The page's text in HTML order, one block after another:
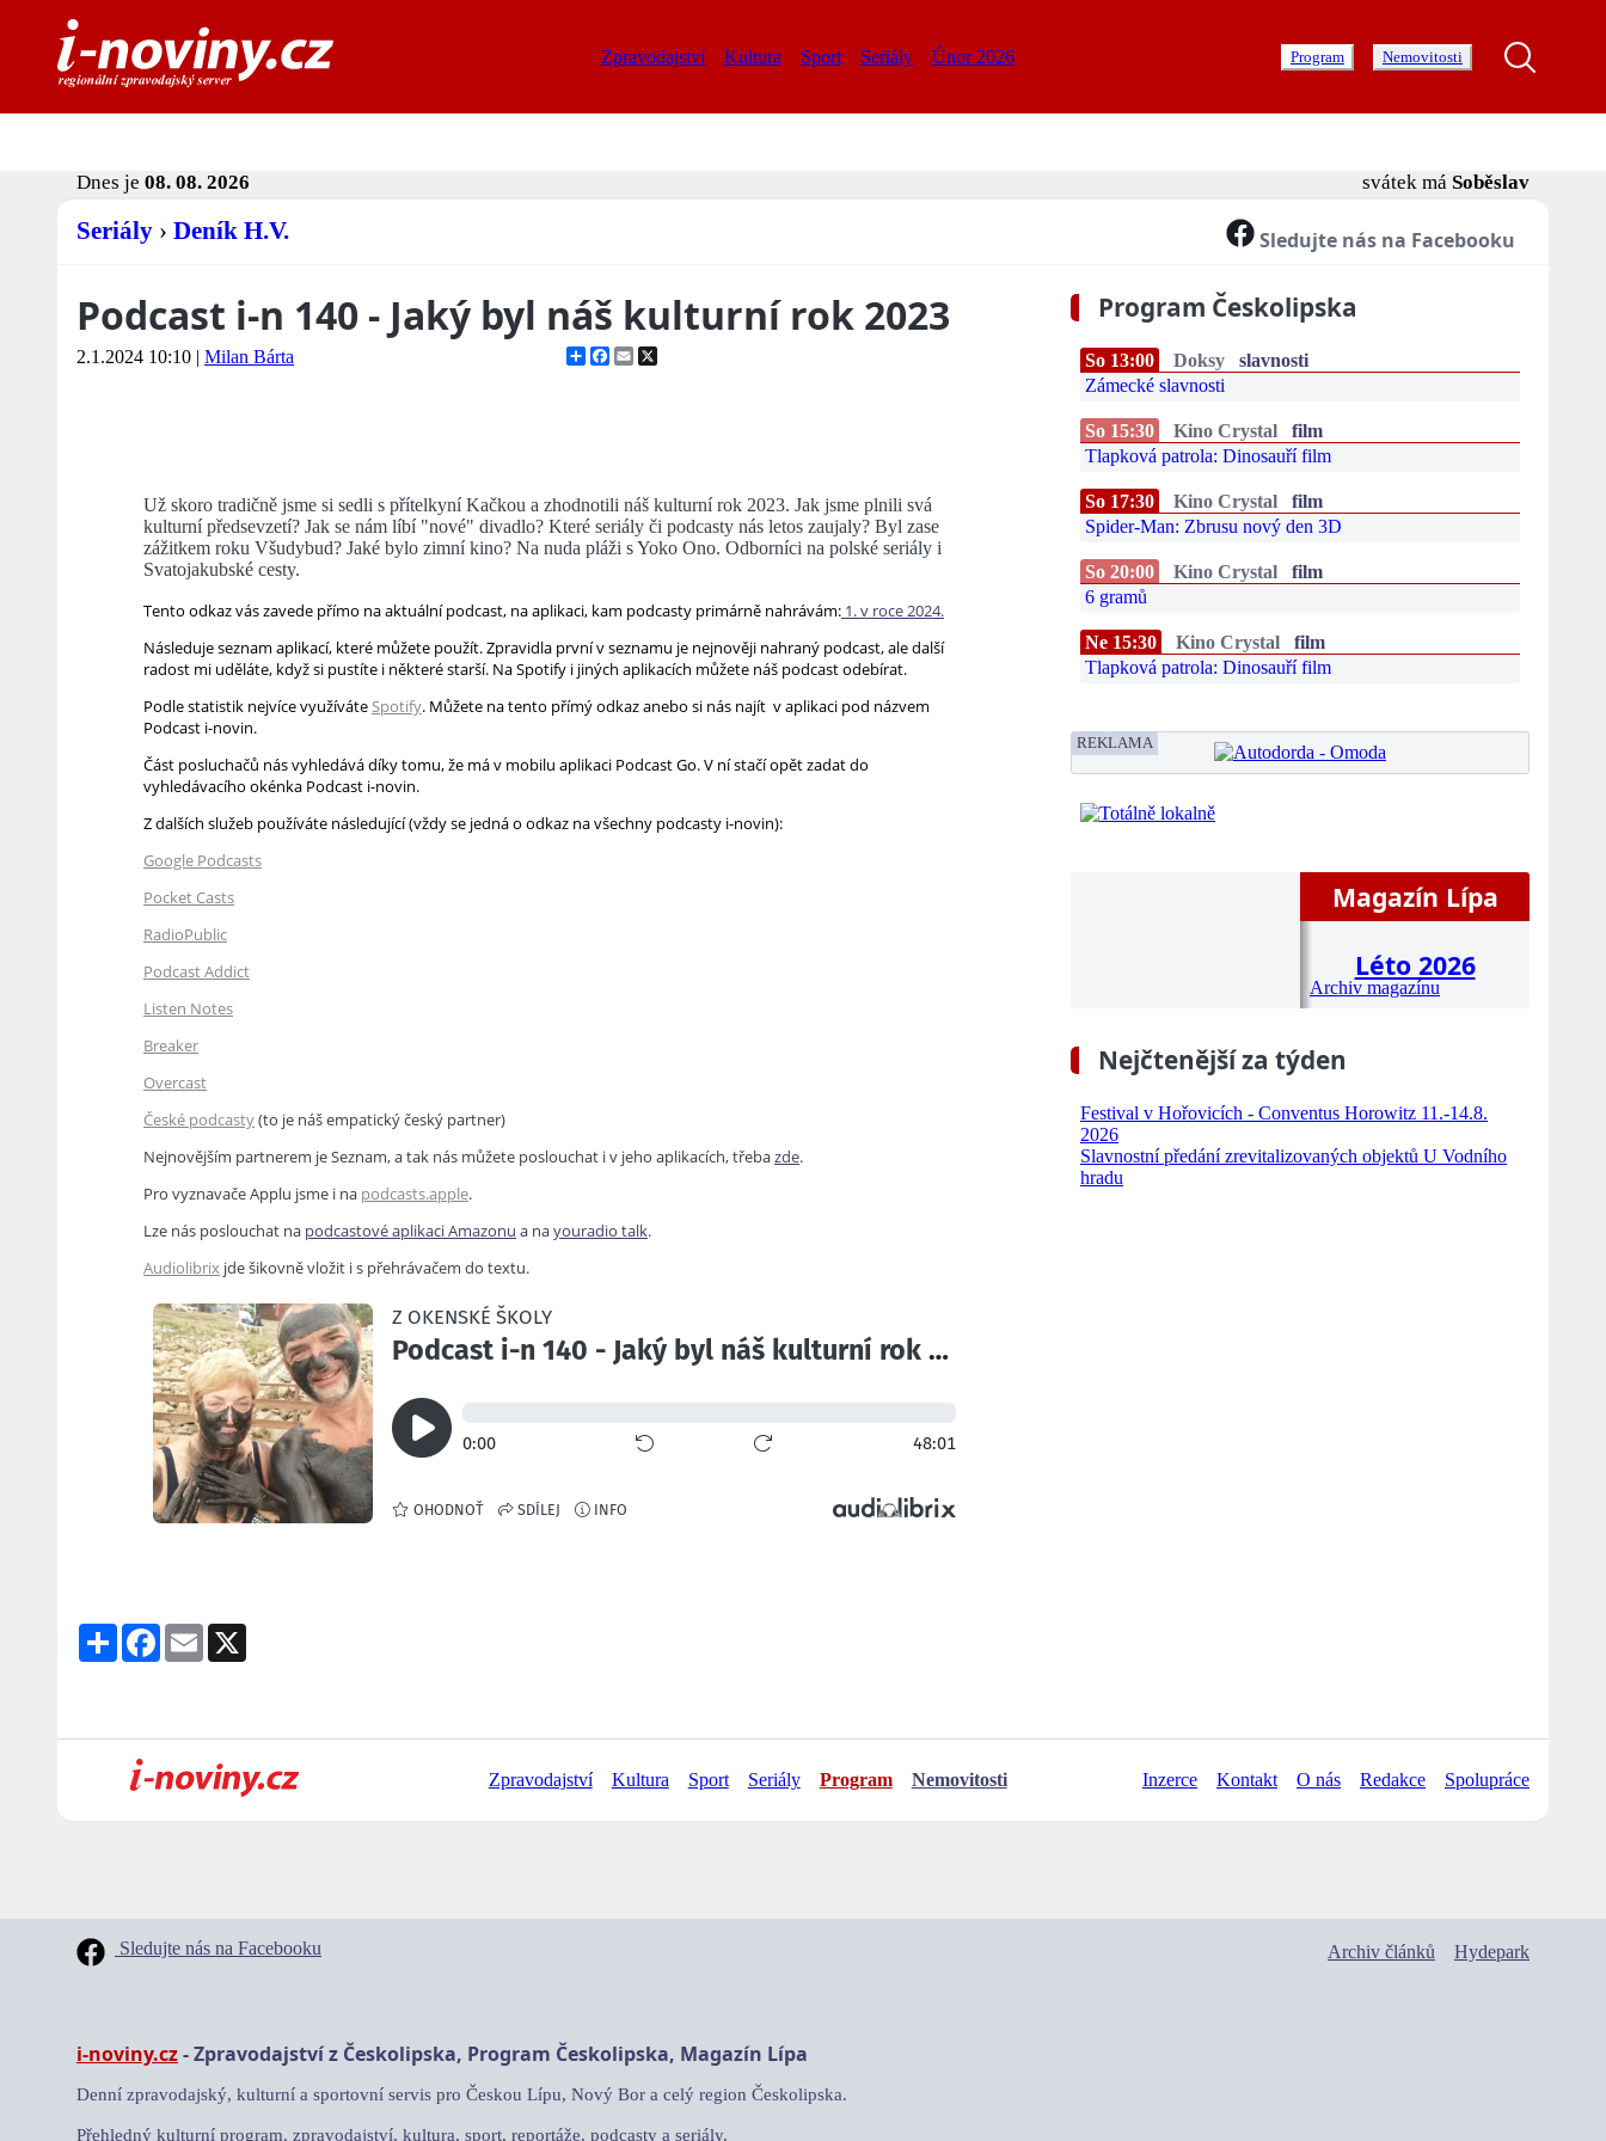
Zpravodajství Kultura Sport Seriály Únor 2026 Program Nemovitosti
Dnes je 08. 08. 2026 svátek má Soběslav
Seriály › Deník H.V. Sledujte nás na Facebooku
Podcast i-n 140 - Jaký byl náš kulturní rok 2023
2.1.2024 10:10 | Milan Bárta ShareFacebook
Email
Už skoro tradičně jsme si sedli s přítelkyní Kačkou a zhodnotili náš kulturní rok 2023. Jak jsme plnili svá
kulturní předsevzetí? Jak se nám líbí "nové" divadlo? Které seriály či podcasty nás letos zaujaly? Byl zase
zážitkem roku Všudybud? Jaké bylo zimní kino? Na nuda pláži s Yoko Ono. Odborníci na polské seriály i
Svatojakubské cesty.
Tento odkaz vás zavede přímo na aktuální podcast, na aplikaci, kam podcasty primárně nahrávám: 1. v roce 2024.
Následuje seznam aplikací, které můžete použít. Zpravidla první v seznamu je nejnověji nahraný podcast, ale další
radost mi uděláte, když si pustíte i některé starší. Na Spotify i jiných aplikacích můžete náš podcast odebírat.
Podle statistik nejvíce využíváteSpotify. Můžete na tento přímý odkaz anebo si nás najít v aplikaci pod názvem
Podcast i-novin.
Část posluchačů nás vyhledává díky tomu, že má v mobilu aplikaci Podcast Go. V ní stačí opět zadat do
vyhledávacího okénka Podcast i-novin.
Z dalších služeb používáte následující (vždy se jedná o odkaz na všechny podcasty i-novin):
Google Podcasts
Pocket Casts
RadioPublic
Podcast Addict
Listen Notes
Breaker
Overcast
České podcasty(to je náš empatický český partner)
Nejnovějším partnerem je Seznam, a tak nás můžete poslouchat i v jeho aplikacích, třebazde.
Pro vyznavače Applu jsme i na podcasts.apple.
Lze nás poslouchat na podcastové aplikaci Amazonu a nayouradio talk.
Audiolibrix jde šikovně vložit i s přehrávačem do textu.
Share Facebook
Email
Program Českolipska
So 13:00 Doksy
slavnosti
Zámecké slavnosti
So 15:30 Kino Crystal
film
Tlapková patrola: Dinosauří film
So 17:30 Kino Crystal
film
Spider-Man: Zbrusu nový den 3D
So 20:00 Kino Crystal
film
6 gramů
Ne 15:30 Kino Crystal
film
Tlapková patrola: Dinosauří film
REKLAMA
Magazín Lípa
Léto 2026
Archiv magazínu
Nejčtenější za týden
Festival v Hořovicích - Conventus Horowitz 11.-14.8.
2026
Slavnostní předání zrevitalizovaných objektů U Vodního
hradu
Zpravodajství Kultura Sport Seriály Program Nemovitosti Inzerce Kontakt O nás Redakce Spolupráce
Sledujte nás na Facebooku Archiv článků Hydepark
i-noviny.cz- Zpravodajství z Českolipska, Program Českolipska, Magazín Lípa
Denní zpravodajský, kulturní a sportovní servis pro Českou Lípu, Nový Bor a celý region Českolipska.
Přehledný kulturní program, zpravodajství, kultura, sport, reportáže, podcasty a seriály.